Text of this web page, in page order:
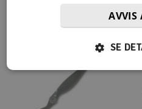
Verktøy, utstyr &
Flere AVVIS
SE